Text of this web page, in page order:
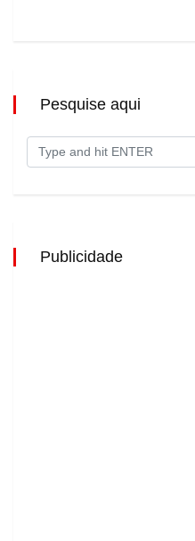
Pesquise aqui
Publicidade